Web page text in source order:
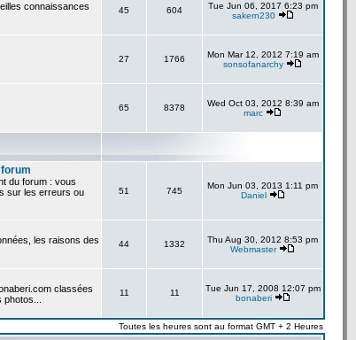
connaissances
45 604
Tue Jun 06, 2017 6:23 pm
sakern230
27 1766
Mon Mar 12, 2012 7:19 am
sonsofanarchy
65 8378
Wed Oct 03, 2012 8:39 am
marc
du forum : vous
sur les erreurs ou
51 745
Mon Jun 03, 2013 1:11 pm
Daniel
les raisons des
44 1332
Thu Aug 30, 2012 8:53 pm
Webmaster
classées
11 11
Tue Jun 17, 2008 12:07 pm
bonaberi
Toutes les heures sont au format GMT + 2 Heures